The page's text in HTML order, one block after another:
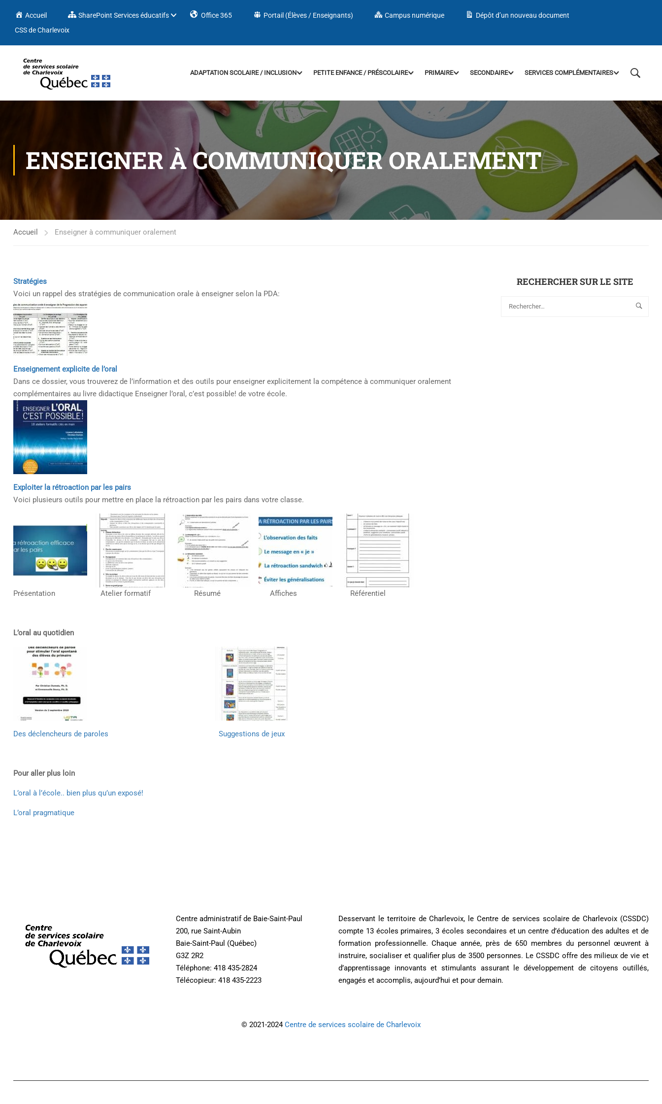
Accueil SharePoint Services éducatifs Office 365 Portail (Élèves / Enseignants) Campus numérique
Dépôt d’un nouveau document
CSS de Charlevoix
ADAPTATION SCOLAIRE / INCLUSION PETITE ENFANCE / PRÉSCOLAIRE PRIMAIRE SECONDAIRE SERVICES COMPLÉMENTAIRES
ENSEIGNER À COMMUNIQUER ORALEMENT
Accueil Enseigner à communiquer oralement
Stratégies
Voici un rappel des stratégies de communication orale à enseigner selon la PDA:
Enseignement explicite de l’oral
Dans ce dossier, vous trouverez de l’information et des outils pour enseigner explicitement la compétence à communiquer oralement
complémentaires au livre didactique Enseigner l’oral, c’est possible! de votre école.
Exploiter la rétroaction par les pairs
Voici plusieurs outils pour mettre en place la rétroaction par les pairs dans votre classe.
Présentation Atelier formatif Résumé Affiches Référentiel
L’oral au quotidien
Des déclencheurs de paroles Suggestions de jeux
Pour aller plus loin
L’oral à l’école.. bien plus qu’un exposé!
L’oral pragmatique
RECHERCHER SUR LE SITE
Centre administratif de Baie-Saint-Paul
200, rue Saint-Aubin
Baie-Saint-Paul (Québec)
G3Z 2R2
Téléphone: 418 435-2824
Télécopieur: 418 435-2223
Desservant le territoire de Charlevoix, le Centre de services scolaire de Charlevoix (CSSDC)
compte 13 écoles primaires, 3 écoles secondaires et un centre d’éducation des adultes et de
formation professionnelle. Chaque année, près de 650 membres du personnel œuvrent à
instruire, socialiser et qualifier plus de 3500 personnes. Le CSSDC offre des milieux de vie et
d’apprentissage innovants et stimulants assurant le développement de citoyens outillés,
engagés et accomplis, aujourd’hui et pour demain.
© 2021-2024Centre de services scolaire de Charlevoix